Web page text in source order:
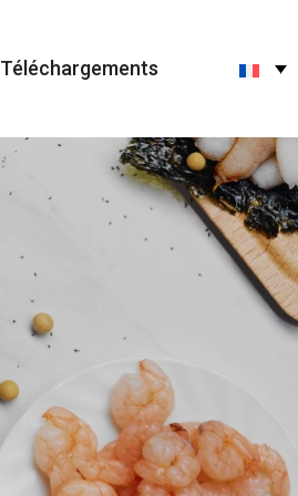
Téléchargements